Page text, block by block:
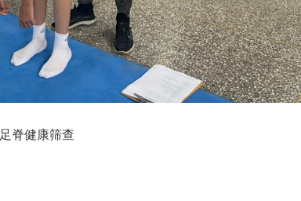
足脊健康筛查